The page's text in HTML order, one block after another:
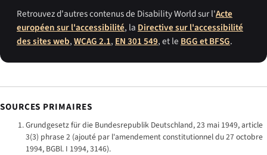
Retrouvez d'autres contenus de Disability World sur l'Acte
européen sur l'accessibilité, la Directive sur l'accessibilité
des sites web,WCAG 2.1, EN 301 549, et le BGG et BFSG.
SOURCES PRIMAIRES
Grundgesetz für die Bundesrepublik Deutschland, 23 mai 1949, article
3(3) phrase 2 (ajouté par l'amendement constitutionnel du 27 octobre
1994, BGBl. I 1994, 3146).